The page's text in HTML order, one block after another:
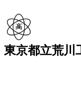
東京都立荒